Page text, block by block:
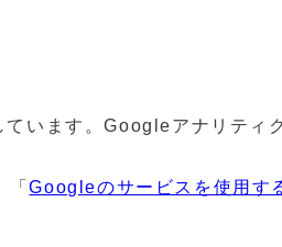
います。Googleアナリティ
「Googleのサービスを使⽤す